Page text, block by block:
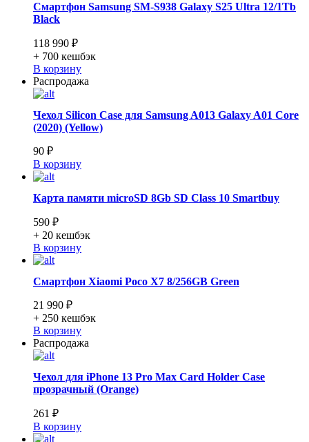
Смартфон Samsung SM-S938 Galaxy S25 Ultra 12/1Tb
Black
118 990 ₽
+ 700 кешбэк
В корзину
Распродажа
Чехол Silicon Case для Samsung A013 Galaxy A01 Core
(2020) (Yellow)
90 ₽
В корзину
Карта памяти microSD 8Gb SD Class 10 Smartbuy
590 ₽
+ 20 кешбэк
В корзину
Смартфон Xiaomi Poco X7 8/256GB Green
21 990 ₽
+ 250 кешбэк
В корзину
Распродажа
Чехол для iPhone 13 Pro Max Card Holder Case
прозрачный (Orange)
261 ₽
В корзину